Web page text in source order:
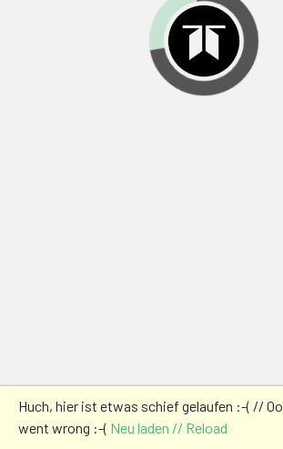
Huch, hier ist etwas schief gelaufen :-( //
went wrong :-( Neu laden // Reload